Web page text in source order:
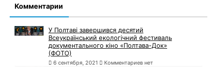
Комментарии
У Полтаві завершився десятий
Всеукраїнський екологічний фестиваль
документального кіно «Полтава-Док»
(ФОТО)
6 сентября, 2021 Комментариев нет